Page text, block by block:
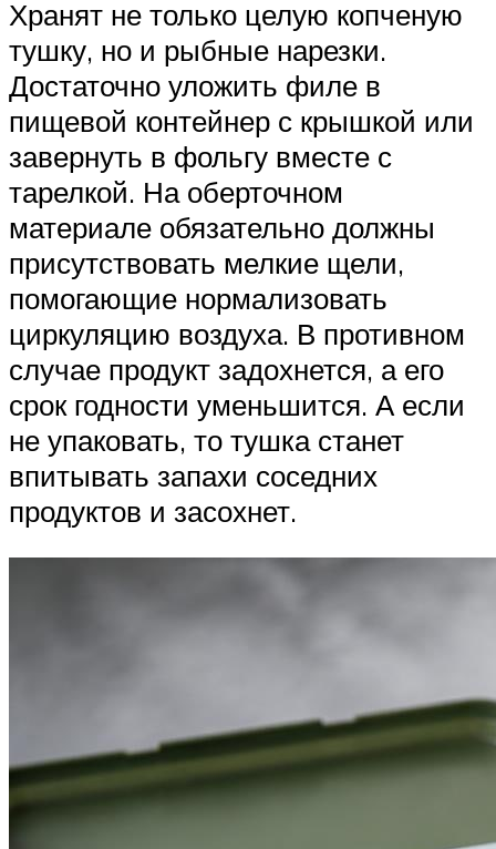
Хранят не только целую копченую
тушку, но и рыбные нарезки.
Достаточно уложить филе в
пищевой контейнер с крышкой или
завернуть в фольгу вместе с
тарелкой. На оберточном
материале обязательно должны
присутствовать мелкие щели,
помогающие нормализовать
циркуляцию воздуха. В противном
случае продукт задохнется, а его
срок годности уменьшится. А если
не упаковать, то тушка станет
впитывать запахи соседних
продуктов и засохнет.